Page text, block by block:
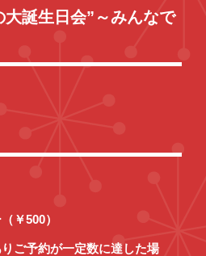
大誕生日会”～みんなで
￥500）
ご予約が一定数に達した場